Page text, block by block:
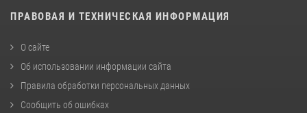
ПРАВОВАЯ И ТЕХНИЧЕСКАЯ ИНФОРМАЦИЯ
О сайте
Об использовании информации сайта
Правила обработки персональных данных
Сообщить об ошибках